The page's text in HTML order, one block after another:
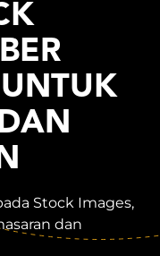
Stock Images,
dan